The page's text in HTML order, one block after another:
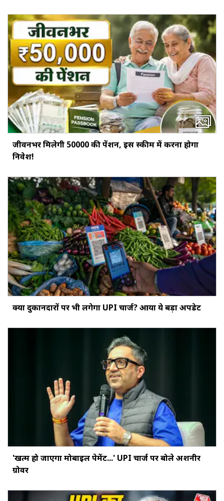
जीवनभर मिलेगी ₹50000 की पेंशन, इस स्‍कीम में करना होगा
निवेश!
क्‍या दुकानदारों पर भी लगेगा UPI चार्ज? आया ये बड़ा अपडेट
'खत्‍म हो जाएगा मोबाइल पेमेंट...' UPI चार्ज पर बोले अशनीर
ग्रोवर